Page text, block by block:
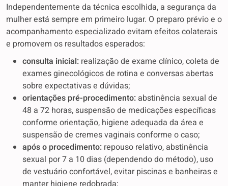
Independentemente da técnica escolhida, a segurança da
mulher está sempre em primeiro lugar. O preparo prévio e o
acompanhamento especializado evitam efeitos colaterais
e promovem os resultados esperados:
consulta inicial: realização de exame clínico, coleta de
exames ginecológicos de rotina e conversas abertas
sobre expectativas e dúvidas;
orientações pré-procedimento: abstinência sexual de
48 a 72 horas, suspensão de medicações específicas
conforme orientação, higiene adequada da área e
suspensão de cremes vaginais conforme o caso;
após o procedimento: repouso relativo, abstinência
sexual por 7 a 10 dias (dependendo do método), uso
de vestuário confortável, evitar piscinas e banheiras e